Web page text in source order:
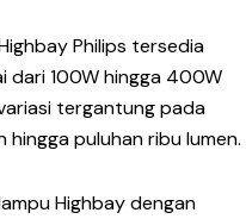
Philips tersedia
dari 100W hingga 400W
tergantung pada
hingga puluhan ribu lumen.
Highbay dengan